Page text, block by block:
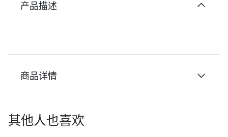
产品描述
商品详情
其他人也喜欢